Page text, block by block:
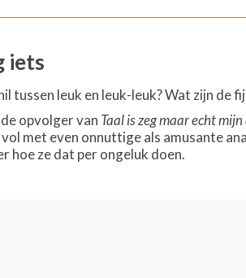
iets
tussen leuk en leuk-leuk? Wat zijn de
opvolger van Taal is zeg maar echt
met even onnuttige als amusante
hoe ze dat per ongeluk doen.